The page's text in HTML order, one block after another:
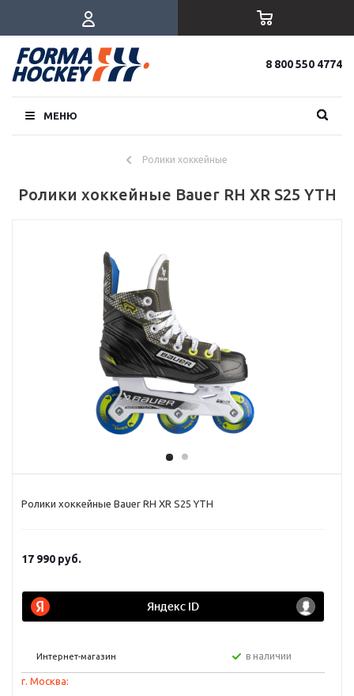
8 800 550 4774
МЕНЮ
Ролики хоккейные
Ролики хоккейные Bauer RH XR S25 YTH
Ролики хоккейные Bauer RH XR S25 YTH
17 990 руб.
Интернет-магазин в наличии
г. Москва: